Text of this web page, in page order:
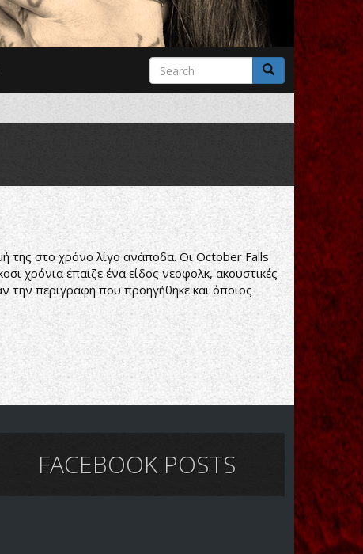
Search
form
Search
της στο χρόνο λίγο ανάποδα. Οι October Falls
χρόνια έπαιζε ένα είδος νεοφολκ, ακουστικές
την περιγραφή που προηγήθηκε και όποιος
FACEBOOK POSTS